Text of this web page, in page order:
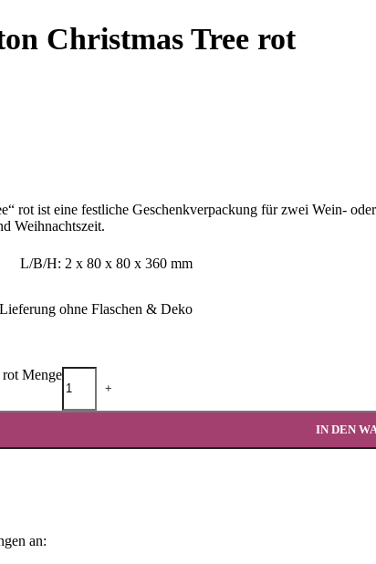
Christmas Tree rot
rot ist eine festliche Geschenkverpackung für zwei Wein-
Weihnachtszeit.
L/B/H: 2 x 80 x 80 x 360 mm
Lieferung ohne Flaschen & Deko
rot Menge
+
IN DEN
an: